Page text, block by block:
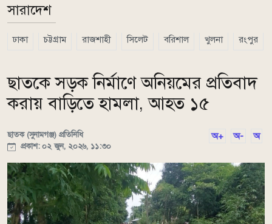
সারাদেশ
ঢাকা চট্টগ্রাম রাজশাহী সিলেট বরিশাল খুলনা রংপুর
ছাতকে সড়ক নির্মাণে অনিয়মের প্রতিবাদ
করায় বাড়িতে হামলা, আহত ১৫
ছাতক (সুনামগঞ্জ) প্রতিনিধি
প্রকাশ: ০২ জুন, ২০২৬, ১১:৩০
অ+ অ- অ